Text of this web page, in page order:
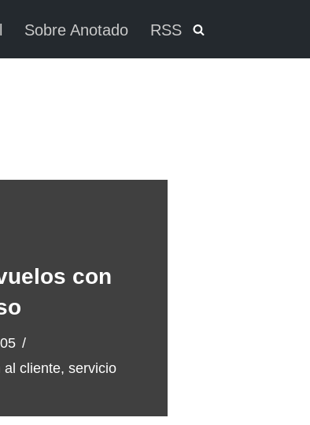
Sobre Anotado RSS
con
al cliente, servicio